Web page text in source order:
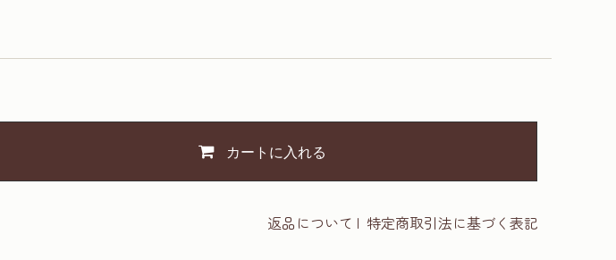
カートに入れる
返品について | 特定商取引法に基づく表記